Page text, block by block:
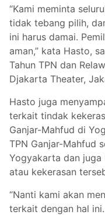
“Kami meminta
tidak tebang pilih,
ini harus damai.
aman,” kata Hasto,
Tahun TPN dan
Djakarta Theater,
Hasto juga
terkait tindak
Ganjar-Mahfud di
TPN Ganjar-Mahfud
Yogyakarta dan
atau kekerasan
“Nanti kami akan
terkait dengan hal